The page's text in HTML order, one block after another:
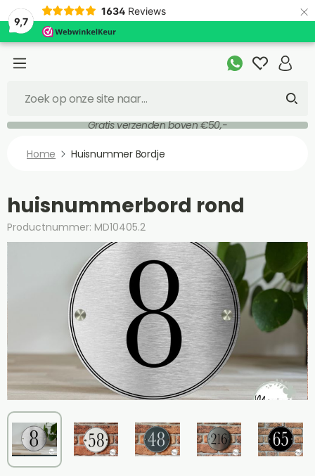
9,7
1634 Reviews ×
Gratis verzenden boven €50,-
Home Huisnummer Bordje
huisnummerbord rond
Productnummer: MD10405.2